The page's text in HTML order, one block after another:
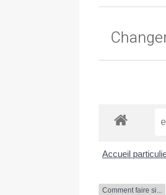
Accueil
Comment faire si...